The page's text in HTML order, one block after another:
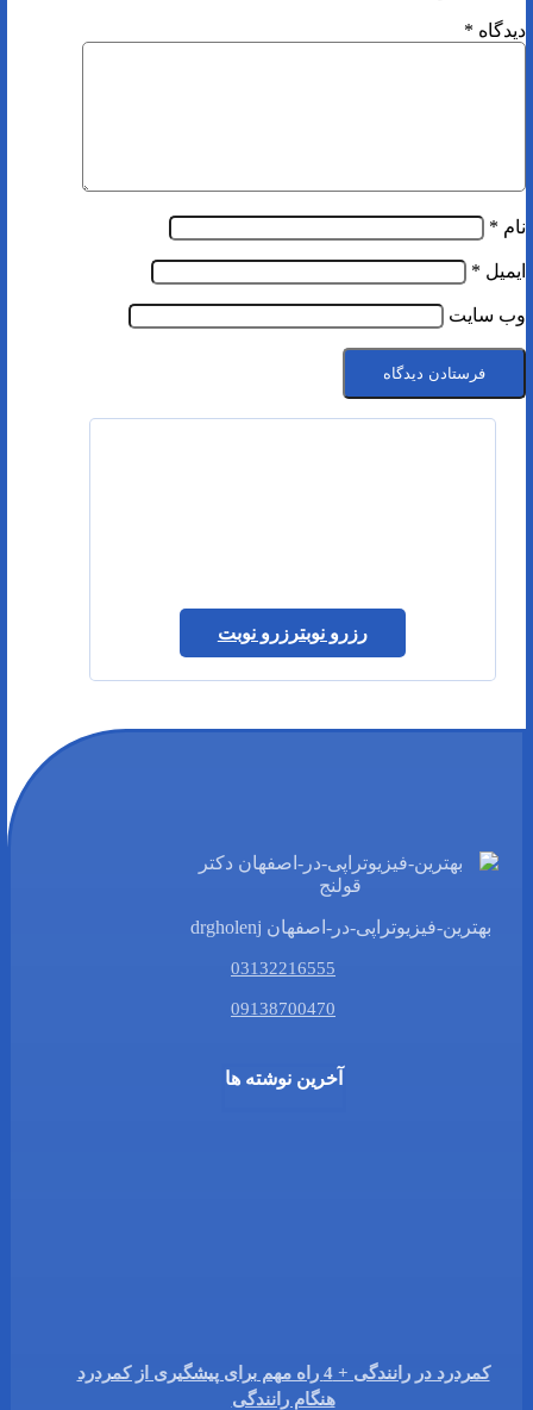
دیدگاه *
نام *
ایمیل *
وب‌ سایت
رزرو نوبترزرو نوبت
بهترین-فیزیوتراپی-در-اصفهان drgholenj
03132216555
09138700470
آخرین نوشته ها
کمردرد در رانندگی + 4 راه مهم برای پیشگیری از کمردرد
هنگام رانندگی